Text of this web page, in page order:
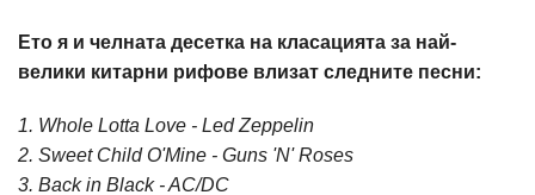
Ето я и челната десетка на класацията за най-
велики китарни рифове влизат следните песни:
1. Whole Lotta Love - Led Zeppelin
2. Sweet Child O'Mine - Guns 'N' Roses
3. Back in Black - AC/DC